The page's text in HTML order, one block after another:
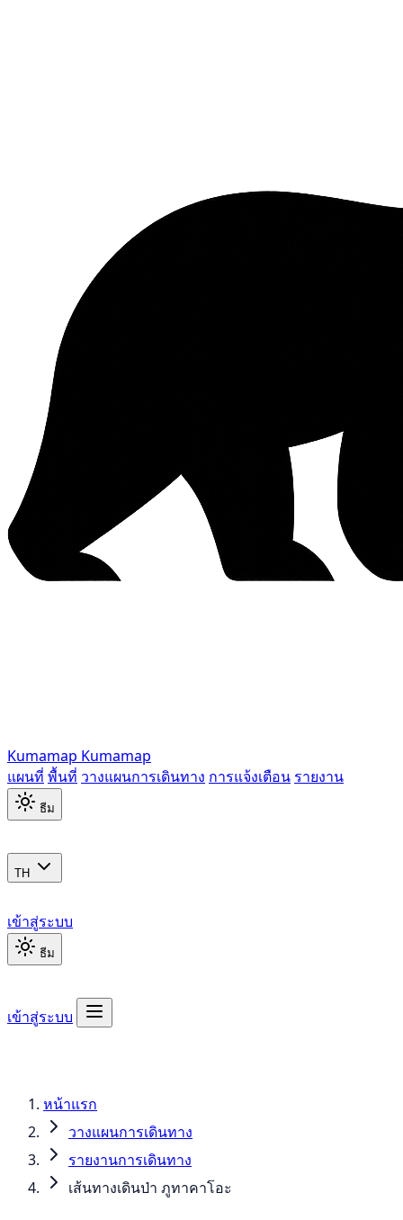
Kumamap Kumamap
แผนที่ พื้นที่ วางแผนการเดินทาง การแจ้งเตือน รายงาน
ธีม
TH
เข้าสู่ระบบ
ธีม
เข้าสู่ระบบ
หน้าแรก
วางแผนการเดินทาง
รายงานการเดินทาง
เส้นทางเดินป่า ภูทาคาโอะ